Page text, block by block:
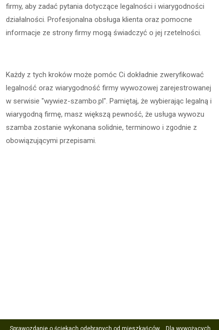
firmy, aby zadać pytania dotyczące legalności i wiarygodności
działalności. Profesjonalna obsługa klienta oraz pomocne
informacje ze strony firmy mogą świadczyć o jej rzetelności.
Każdy z tych kroków może pomóc Ci dokładnie zweryfikować
legalność oraz wiarygodność firmy wywozowej zarejestrowanej
w serwisie "wywiez-szambo.pl". Pamiętaj, że wybierając legalną i
wiarygodną firmę, masz większą pewność, że usługa wywozu
szamba zostanie wykonana solidnie, terminowo i zgodnie z
obowiązującymi przepisami.